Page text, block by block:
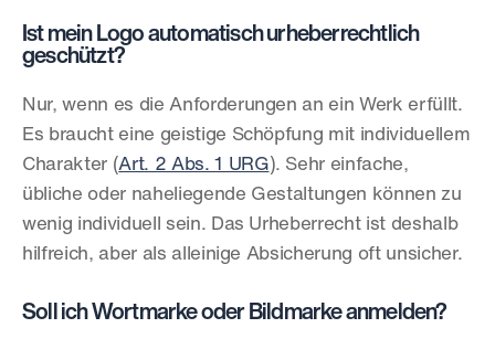
Ist mein Logo automatisch urheberrechtlich
geschützt?
Nur, wenn es die Anforderungen an ein Werk erfüllt.
Es braucht eine geistige Schöpfung mit individuellem
Charakter (Art. 2 Abs. 1 URG). Sehr einfache,
übliche oder naheliegende Gestaltungen können zu
wenig individuell sein. Das Urheberrecht ist deshalb
hilfreich, aber als alleinige Absicherung oft unsicher.
Soll ich Wortmarke oder Bildmarke anmelden?